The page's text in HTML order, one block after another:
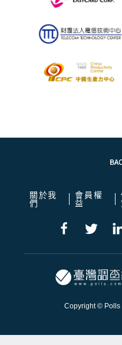
關於我
們
會員權
益
Copyright © Polls